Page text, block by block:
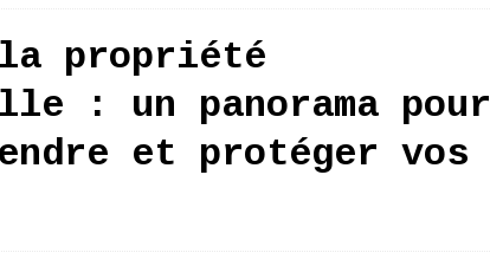
propriété
: un panorama pour
et protéger vos